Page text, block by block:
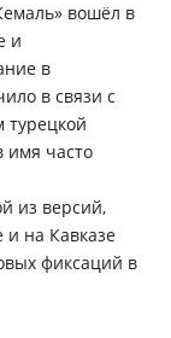
вошёл в
и
в
в связи с
имя часто
из версий,
на Кавказе
фиксаций в